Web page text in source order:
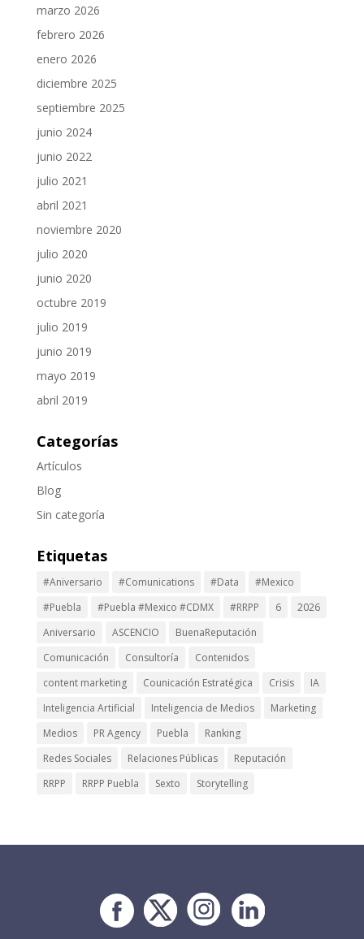
marzo 2026
febrero 2026
enero 2026
diciembre 2025
septiembre 2025
junio 2024
junio 2022
julio 2021
abril 2021
noviembre 2020
julio 2020
junio 2020
octubre 2019
julio 2019
junio 2019
mayo 2019
abril 2019
Categorías
Artículos
Blog
Sin categoría
Etiquetas
#Aniversario #Comunications #Data
#Mexico
#Puebla
#Puebla #Mexico #CDMX #RRPP 6
2026
Aniversario
ASCENCIO
BuenaReputación
Comunicación
Consultoría
Contenidos
content marketing
Counicación Estratégica Crisis
IA
Inteligencia Artificial
Inteligencia de Medios
Marketing
Medios
PR Agency Puebla
Ranking
Redes Sociales
Relaciones Públicas
Reputación
RRPP
RRPP Puebla Sexto Storytelling